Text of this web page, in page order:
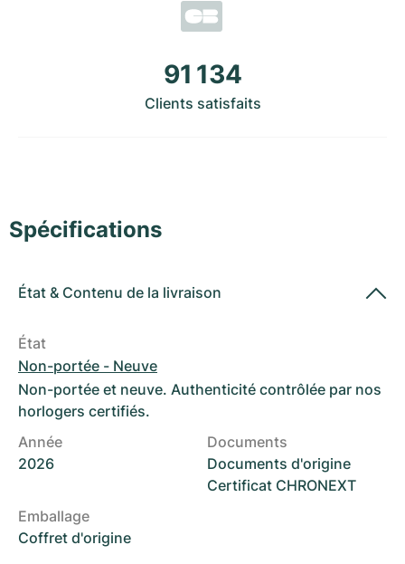
91 134
Clients satisfaits
Spécifications
État & Contenu de la livraison
État
Non-portée - Neuve
Non-portée et neuve. Authenticité contrôlée par nos
horlogers certifiés.
Année
2026
Documents
Documents d'origine
Certificat CHRONEXT
Emballage
Coffret d'origine